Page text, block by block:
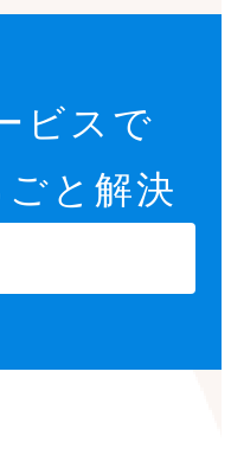
合わせた期間限定の
、商品ページ内に掲
ンカスタマイズを行
ご用意いただきます
計や設置を行いま
ビスで
ごと解決